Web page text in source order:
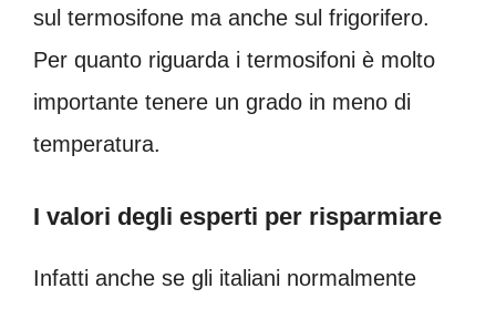
sul termosifone ma anche sul frigorifero.
Per quanto riguarda i termosifoni è molto
importante tenere un grado in meno di
temperatura.
I valori degli esperti per risparmiare
Infatti anche se gli italiani normalmente